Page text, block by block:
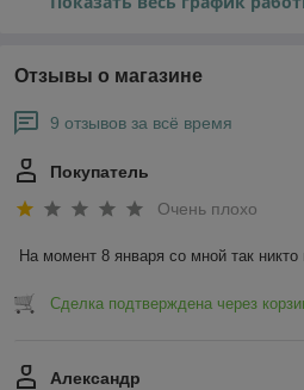
Отзывы о магазине
9 отзывов за всё время
Покупатель
Очень плохо
На момент 8 января со мной так никто
Сделка подтверждена через
Александр